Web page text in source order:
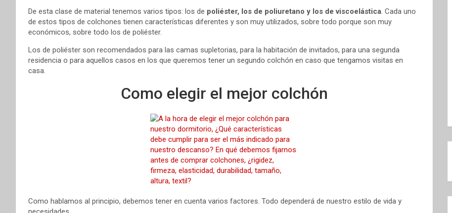
De esta clase de material tenemos varios tipos: los de poliéster, los de poliuretano y los de viscoelástica. Cada uno
de estos tipos de colchones tienen características diferentes y son muy utilizados, sobre todo porque son muy
económicos, sobre todo los de poliéster.
Los de poliéster son recomendados para las camas supletorias, para la habitación de invitados, para una segunda
residencia o para aquellos casos en los que queremos tener un segundo colchón en caso que tengamos visitas en
casa.
Como elegir el mejor colchón
Como hablamos al principio, debemos tener en cuenta varios factores. Todo dependerá de nuestro estilo de vida y